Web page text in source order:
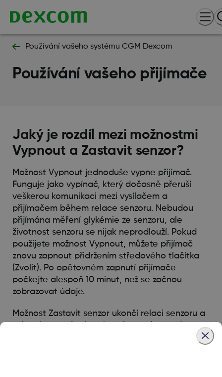
Používání vašeho systému CGM Dexcom
Používání vašeho přijímače
Jaký je rozdíl mezi možnostmi
Vypnout a Zastavit senzor?
Možnost Vypnout jednoduše vypne přijímač.
Funguje jako vypínač, který dočasně přeruší
veškerou komunikaci mezi vysílačem a
přijímačem během relace senzoru. Nebudou
přijímána měření glykémie ze senzoru, ale
životnost senzoru se nijak neprodlouží. Pokud
použijete možnost Vypnout, můžete přijímač
znovu zapnout přidržením středového tlačítka
(Zvolit). Po opětovném zapnutí přijímače
počkejte alespoň 10 minut, než se začnou
zobrazovat údaje.
Možnost Zastavit senzor ukončí relaci senzoru a
červený symbol zastavení. Údaje o glykémii ze